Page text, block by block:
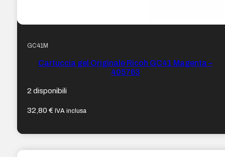
GC41M
Cartuccia gel Originale Ricoh GC41 Magenta –
405763
2 disponibili
32,80€ IVA inclusa